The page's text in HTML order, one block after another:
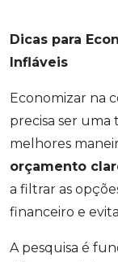
Dicas para
Infláveis
Economizar na
precisa ser uma
melhores
orçamento
a filtrar as
financeiro e
A pesquisa é